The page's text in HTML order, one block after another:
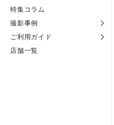
特集コラム
撮影事例
ご利用ガイド
店舗一覧